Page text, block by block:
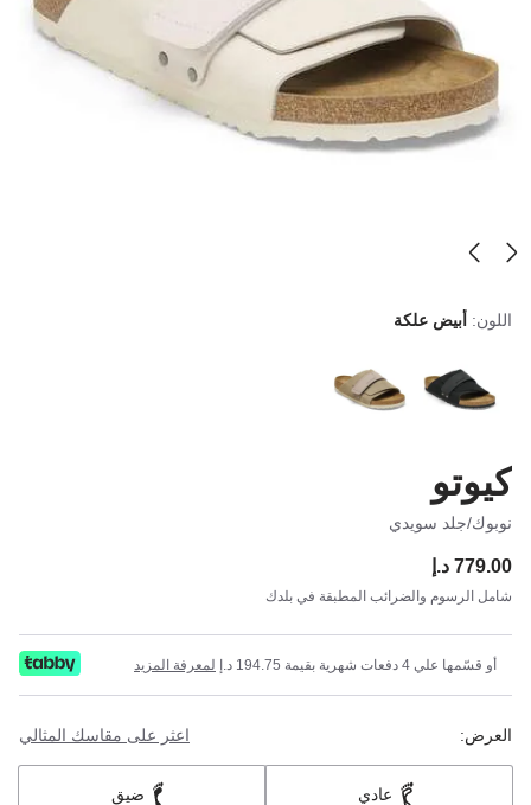
اللون: أبيض علكة
كيوتو
نوبوك/جلد سويدي
779.00 د.إ
شامل الرسوم والضرائب المطبقة في بلدك
أو قسّمها علي 4 دفعات شهرية بقيمة 194.75 د.إ لمعرفة المزيد
العرض: اعثر على مقاسك المثالي
عادي ضيق